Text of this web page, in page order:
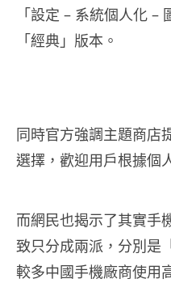
「設定 – 系統個人化 –
「經典」版本。
同時官方強調主題商店
選擇，歡迎用戶根據個
而網民也揭示了其實手
致只分成兩派，分別是
較多中國手機廠商使用